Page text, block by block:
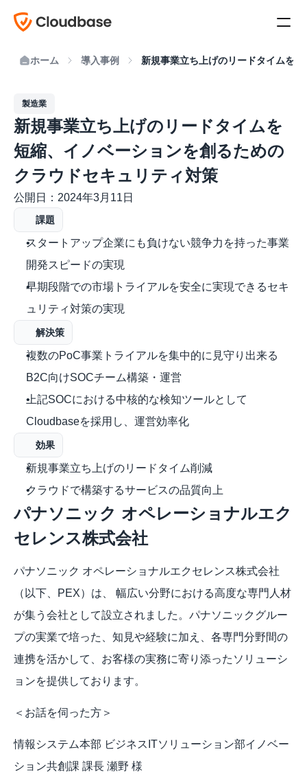
ホーム 導入事例 新規事業立ち上げのリードタイムを
製造業
新規事業立ち上げのリードタイムを
短縮、イノベーションを創るための
クラウドセキュリティ対策
公開日：2024年3月11日
課題
スタートアップ企業にも負けない競争力を持った事業
開発スピードの実現
早期段階での市場トライアルを安全に実現できるセキ
ュリティ対策の実現
解決策
複数のPoC事業トライアルを集中的に見守り出来る
B2C向けSOCチーム構築・運営
上記SOCにおける中核的な検知ツールとして
Cloudbaseを採用し、運営効率化
効果
新規事業立ち上げのリードタイム削減
クラウドで構築するサービスの品質向上
パナソニック オペレーショナルエク
セレンス株式会社
パナソニック オペレーショナルエクセレンス株式会社
（以下、PEX）は、 幅広い分野における高度な専門人材
が集う会社として設立されました。パナソニックグルー
プの実業で培った、知見や経験に加え、各専門分野間の
連携を活かして、お客様の実務に寄り添ったソリューシ
ョンを提供しております。
＜お話を伺った方＞
情報システム本部 ビジネスITソリューション部イノベー
ション共創課 課長 瀬野 様